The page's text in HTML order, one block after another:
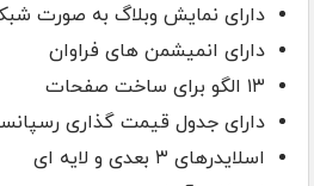
دارای نمایش وبلاگ به صورت
دارای انمیشمن های فراوان
۱۳ الگو برای ساخت صفحات
دارای جدول قیمت گذاری
اسلایدرهای ۳ بعدی و لایه ای